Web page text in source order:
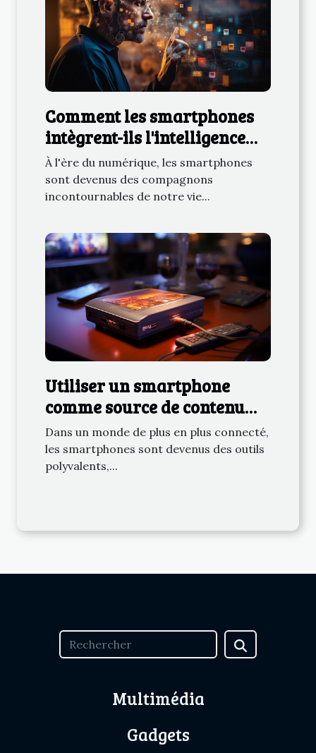
Comment les smartphones
intègrent-ils l'intelligence
artificielle pour améliorer
notre quotidien ?
À l'ère du numérique, les smartphones
sont devenus des compagnons
incontournables de notre vie...
Utiliser un smartphone
comme source de contenu
pour votre vidéoprojecteur
Dans un monde de plus en plus connecté,
les smartphones sont devenus des outils
polyvalents,...
Multimédia
Gadgets